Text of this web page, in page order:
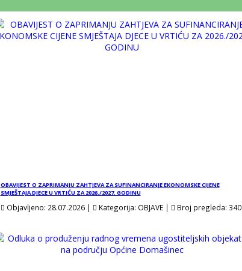
OBAVIJEST O ZAPRIMANJU ZAHTJEVA ZA SUFINANCIRANJE EKONOMSKE CIJENE
SMJEŠTAJA DJECE U VRTIĆU ZA 2026./2027. GODINU
Objavljeno: 28.07.2026 | Kategorija: OBJAVE | Broj pregleda: 340